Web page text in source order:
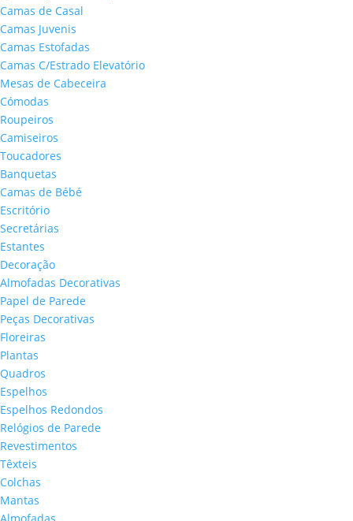
Camas de Casal
Camas Juvenis
Camas Estofadas
Camas C/Estrado Elevatório
Mesas de Cabeceira
Cómodas
Roupeiros
Camiseiros
Toucadores
Banquetas
Camas de Bébé
Escritório
Secretárias
Estantes
Decoração
Almofadas Decorativas
Papel de Parede
Peças Decorativas
Floreiras
Plantas
Quadros
Espelhos
Espelhos Redondos
Relógios de Parede
Revestimentos
Têxteis
Colchas
Mantas
Almofadas